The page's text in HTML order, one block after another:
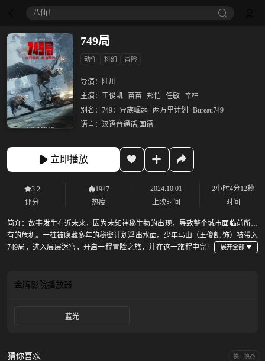
八仙！
749局
动作 科幻 冒险
导演：
陆川
主演： 王俊凯 苗苗 郑恺 任敏 辛柏
别名： 749：异族崛起 两万里计划
Bureau749
语言： 汉语普通话,国语
立即播放
3.2
评分
1947
热度
2024.10.01
上映时间
2小时4分12秒
时间
简介：故事发生在近未来，因为未知神秘生物的出现，导致整个城市面临前所未
有的危机。一桩被隐藏多年的秘密计划浮出水面。少年马山（王俊凯 饰）被带入
749局，进入层层迷宫，开启一程冒险之旅，并在这一旅程中完成
金牌影院播放器
蓝光
猜你喜欢 换一换